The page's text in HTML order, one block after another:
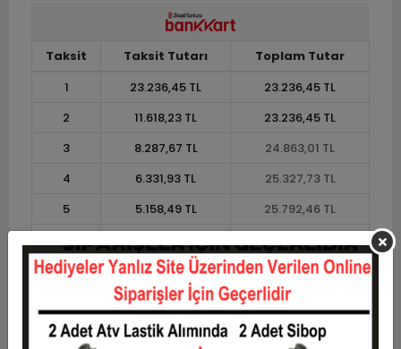
Taksit Taksit Tutarı
Toplam Tutar
1
23.236,45 TL
23.236,45 TL
2
11.618,23 TL
23.236,45 TL
3
8.287,67 TL
24.863,01 TL
4
6.331,93 TL
25.327,73 TL
5
5.158,49 TL
25.792,46 TL
7
3.817,42 TL
26.721,92 TL
3.398,33 TL
27.186,65 TL
9
3.072,38 TL
27.651,38 TL